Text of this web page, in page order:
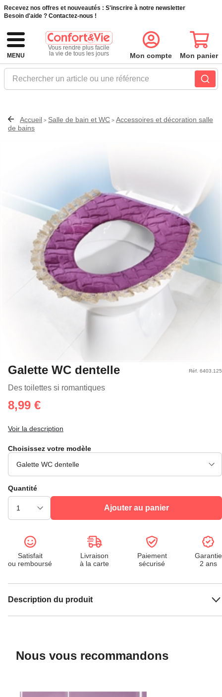
Recevez nos offres et nouveautés : S'inscrire à notre newsletter
Besoin d'aide ? Contactez-nous !
MENU
Vous rendre plus facile
la vie de tous les jours
Rechercher un article ou une référence
Mon compte Mon panier
Accueil > Salle de bain et WC > Accessoires et décoration salle
de bains
Galette WC dentelle
Des toilettes si romantiques
Réf. 6403.125
8,99 €
Voir la description
Choisissez votre modèle
Quantité
Ajouter au panier
Satisfait
ou remboursé
Livraison
à la carte
Paiement
sécurisé
Garantie
2 ans
Description du produit
Nous vous recommandons